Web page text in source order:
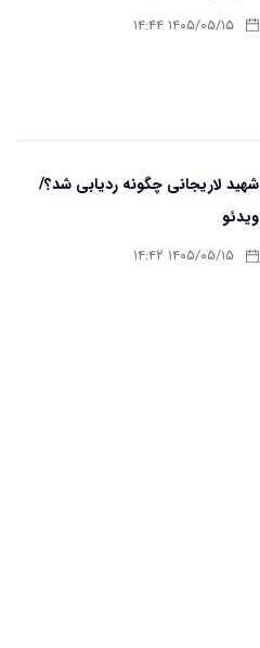
۱۴۰۵/۰۵/۱۵ ۱۴:۴۴
شهید لاریجانی چگونه ردیابی شد؟/
ویدئو
۱۴۰۵/۰۵/۱۵ ۱۴:۴۲